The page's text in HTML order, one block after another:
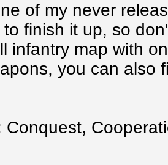
of my never
finish it up, so
infantry map with
you can also
Conquest,